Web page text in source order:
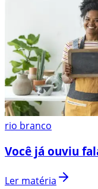
rio branco
Você já ouviu
Ler matéria